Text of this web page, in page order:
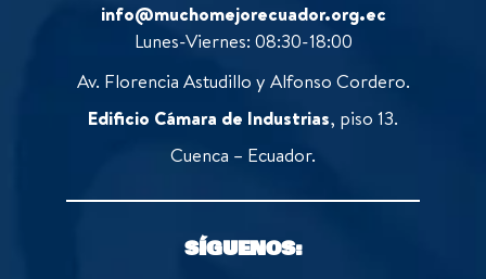
info@muchomejorecuador.org.ec
Lunes-Viernes: 08:30-18:00
Av. Florencia Astudillo y Alfonso Cordero.
Edificio Cámara de Industrias, piso 13.
Cuenca – Ecuador.
SÍGUENOS: